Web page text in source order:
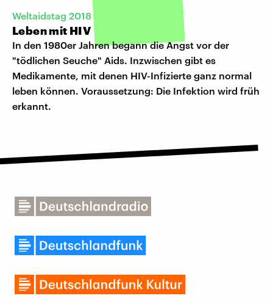
Weltaidstag 2018
Leben mit HIV
In den 1980er Jahren begann die Angst vor der
"tödlichen Seuche" Aids. Inzwischen gibt es
Medikamente, mit denen HIV-Infizierte ganz normal
leben können. Voraussetzung: Die Infektion wird früh
erkannt.